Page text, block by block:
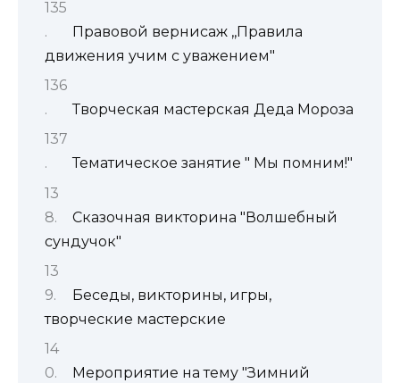
Правовой вернисаж ,,Правила
движения учим с уважением"
Творческая мастерская Деда Мороза
Тематическое занятие " Мы помним!"
Сказочная викторина "Волшебный
сундучок"
Беседы, викторины, игры,
творческие мастерские
Мероприятие на тему "Зимний